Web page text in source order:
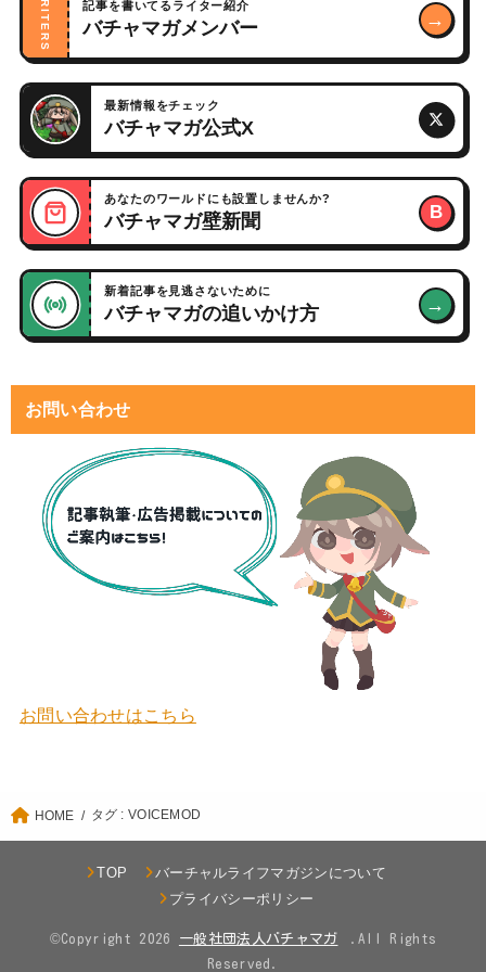
WRITERS 記事を書いてるライター紹介
バチャマガメンバー →
最新情報をチェック
バチャマガ公式X
あなたのワールドにも設置しませんか?
バチャマガ壁新聞 B
新着記事を見逃さないために
バチャマガの追いかけ方 →
お問い合わせ
お問い合わせはこちら
HOME タグ : VOICEMOD
TOP
バーチャルライフマガジンについて
プライバシーポリシー
©Copyright 2026
.All Rights
Reserved.